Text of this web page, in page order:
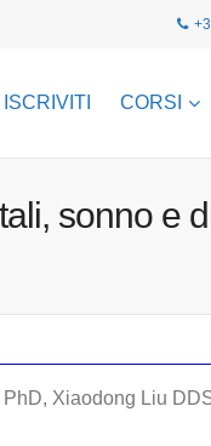
ISCRIVITI CORSI
sonno e
Xiaodong Liu